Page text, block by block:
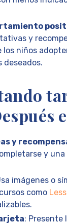
y
los niños
deseados.
y
y una
imágenes o
como
: Presente